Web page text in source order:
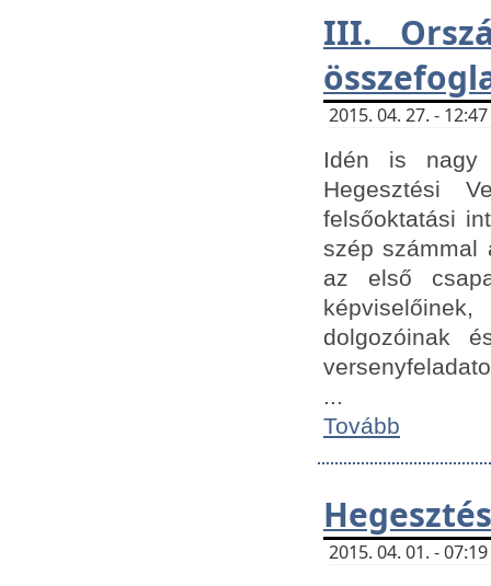
III.
2015. 04. 27. -
Idén is nagy
Hegesztési
felsőoktatási
szép számmal
az első
dolgozóinak
...
Tovább
2015. 04. 01. -